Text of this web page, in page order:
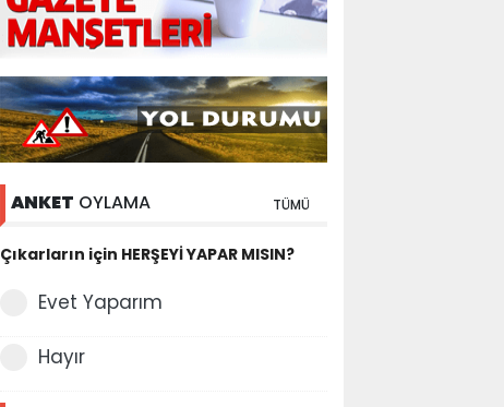
ANKET OYLAMA TÜMÜ
Çıkarların için HERŞEYİ YAPAR MISIN?
Evet Yaparım
Hayır